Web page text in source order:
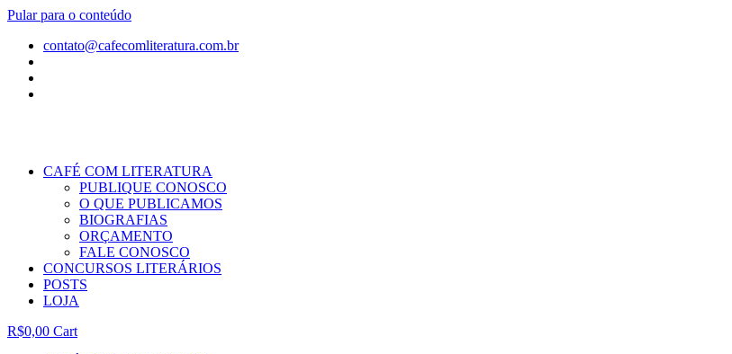
Pular para o conteúdo
contato@cafecomliteratura.com.br
CAFÉ COM LITERATURA
PUBLIQUE CONOSCO
O QUE PUBLICAMOS
BIOGRAFIAS
ORÇAMENTO
FALE CONOSCO
CONCURSOS LITERÁRIOS
POSTS
LOJA
R$0,00 Cart